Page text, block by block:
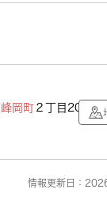
峰岡町 ２丁目200
情報更新日：